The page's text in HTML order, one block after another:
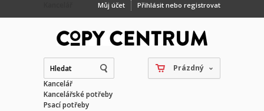
Můj účet Přihlásit nebo registrovat
Prázdný
Kancelář
Kancelářské potřeby
Psací potřeby